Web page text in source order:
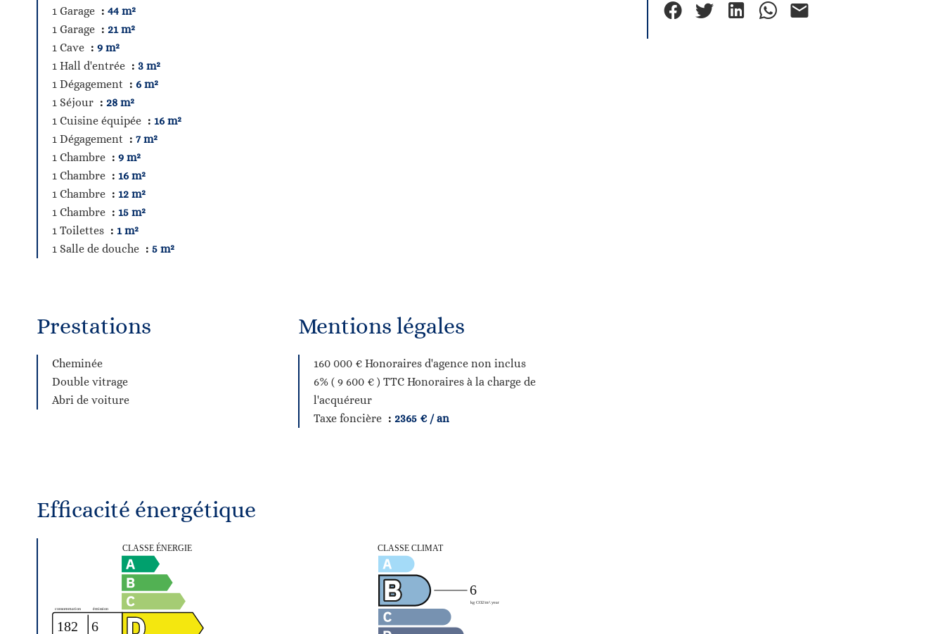
1 Garage
44 m²
1 Garage
21 m²
1 Cave
9 m²
1 Hall d'entrée
3 m²
1 Dégagement
6 m²
1 Séjour
28 m²
1 Cuisine équipée
16 m²
1 Dégagement
7 m²
1 Chambre
9 m²
1 Chambre
16 m²
1 Chambre
12 m²
1 Chambre
15 m²
1 Toilettes
1 m²
1 Salle de douche
5 m²
Prestations
Cheminée
Double vitrage
Abri de voiture
Mentions légales
160 000 € Honoraires d'agence non inclus
6% ( 9 600 € ) TTC Honoraires à la charge de
l'acquéreur
Taxe foncière
2365 € / an
Efficacité énergétique